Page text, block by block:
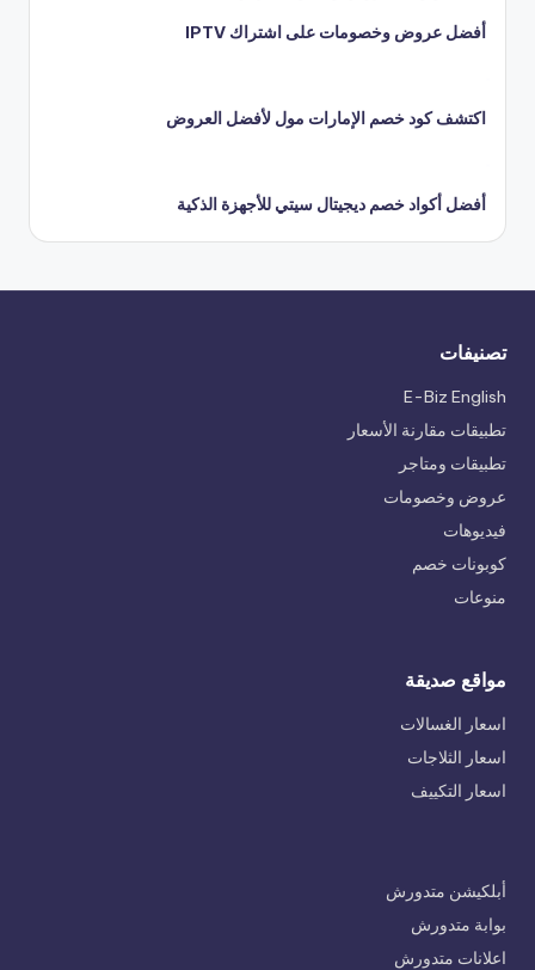
أفضل عروض وخصومات على اشتراك IPTV
اكتشف كود خصم الإمارات مول لأفضل العروض
أفضل أكواد خصم ديجيتال سيتي للأجهزة الذكية
تصنيفات
E-Biz English
تطبيقات مقارنة الأسعار
تطبيقات ومتاجر
عروض وخصومات
فيديوهات
كوبونات خصم
منوعات
مواقع صديقة
اسعار الغسالات
اسعار الثلاجات
اسعار التكييف
أبلكيشن متدورش
بوابة متدورش
اعلانات متدورش